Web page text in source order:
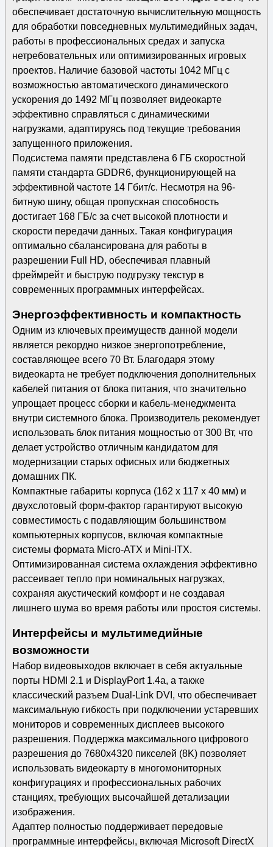
обеспечивает достаточную вычислительную мощность
для обработки повседневных мультимедийных задач,
работы в профессиональных средах и запуска
нетребовательных или оптимизированных игровых
проектов. Наличие базовой частоты 1042 МГц с
возможностью автоматического динамического
ускорения до 1492 МГц позволяет видеокарте
эффективно справляться с динамическими
нагрузками, адаптируясь под текущие требования
запущенного приложения.
Подсистема памяти представлена 6 ГБ скоростной
памяти стандарта GDDR6, функционирующей на
эффективной частоте 14 Гбит/с. Несмотря на 96-
битную шину, общая пропускная способность
достигает 168 ГБ/с за счет высокой плотности и
скорости передачи данных. Такая конфигурация
оптимально сбалансирована для работы в
разрешении Full HD, обеспечивая плавный
фреймрейт и быструю подгрузку текстур в
современных программных интерфейсах.
Энергоэффективность и компактность
Одним из ключевых преимуществ данной модели
является рекордно низкое энергопотребление,
составляющее всего 70 Вт. Благодаря этому
видеокарта не требует подключения дополнительных
кабелей питания от блока питания, что значительно
упрощает процесс сборки и кабель-менеджмента
внутри системного блока. Производитель рекомендует
использовать блок питания мощностью от 300 Вт, что
делает устройство отличным кандидатом для
модернизации старых офисных или бюджетных
домашних ПК.
Компактные габариты корпуса (162 x 117 x 40 мм) и
двухслотовый форм-фактор гарантируют высокую
совместимость с подавляющим большинством
компьютерных корпусов, включая компактные
системы формата Micro-ATX и Mini-ITX.
Оптимизированная система охлаждения эффективно
рассеивает тепло при номинальных нагрузках,
сохраняя акустический комфорт и не создавая
лишнего шума во время работы или простоя системы.
Интерфейсы и мультимедийные
возможности
Набор видеовыходов включает в себя актуальные
порты HDMI 2.1 и DisplayPort 1.4a, а также
классический разъем Dual-Link DVI, что обеспечивает
максимальную гибкость при подключении устаревших
мониторов и современных дисплеев высокого
разрешения. Поддержка максимального цифрового
разрешения до 7680x4320 пикселей (8K) позволяет
использовать видеокарту в многомониторных
конфигурациях и профессиональных рабочих
станциях, требующих высочайшей детализации
изображения.
Адаптер полностью поддерживает передовые
программные интерфейсы, включая Microsoft DirectX